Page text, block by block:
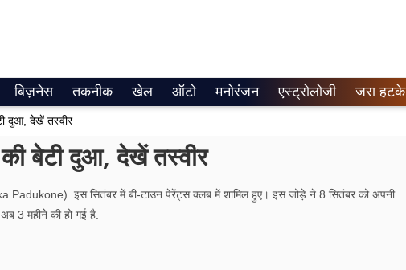
बिज़नेस तकनीक खेल ऑटो मनोरंजन एस्ट्रोलोजी जरा हटके
दुआ, देखें तस्वीर
की बेटी दुआ, देखें तस्वीर
Padukone) इस सितंबर में बी-टाउन पेरेंट्स क्लब में शामिल हुए। इस जोड़े ने 8 सितंबर को अपनी
3 महीने की हो गई है.